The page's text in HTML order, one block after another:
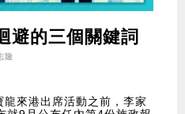
避的三個關鍵詞
隆
來港出席活動之前，李家